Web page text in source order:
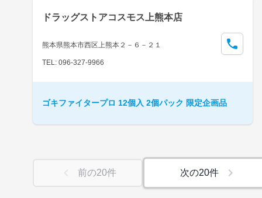
ドラッグストアコスモス上熊本店
熊本県熊本市西区上熊本２－６－２１
TEL: 096-327-9966
ゴキファイタープロ 12個入 2個パック 限定企画品
前の20件 次の20件